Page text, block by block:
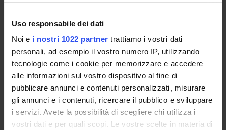
Uso responsabile dei dati
Noi e i nostri 1022 partner trattiamo i vostri dati
personali, ad esempio il vostro numero IP, utilizzando
tecnologie come i cookie per memorizzare e accedere
alle informazioni sul vostro dispositivo al fine di
pubblicare annunci e contenuti personalizzati, misurare
gli annunci e i contenuti, ricercare il pubblico e sviluppare
i servizi. Avete la possibilità di scegliere chi utilizza i
vostri dati e per quali scopi. Le vostre scelte in materia di
BIOLOGIA APPLICATA
Credits
2
Period
lez 1anno 1 semestre
Location
VERONA
Academic staff
Elisabetta Trabetti